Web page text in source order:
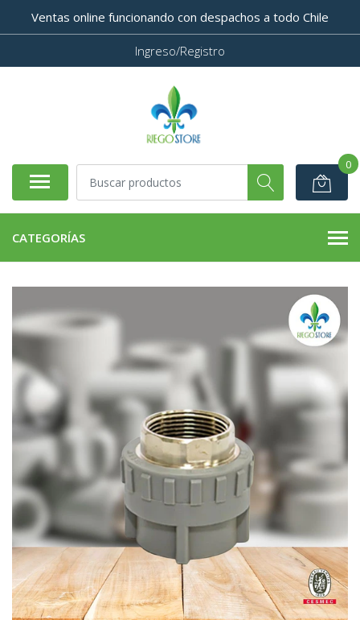
Ventas online funcionando con despachos a todo Chile
Ingreso/Registro
0
CATEGORÍAS